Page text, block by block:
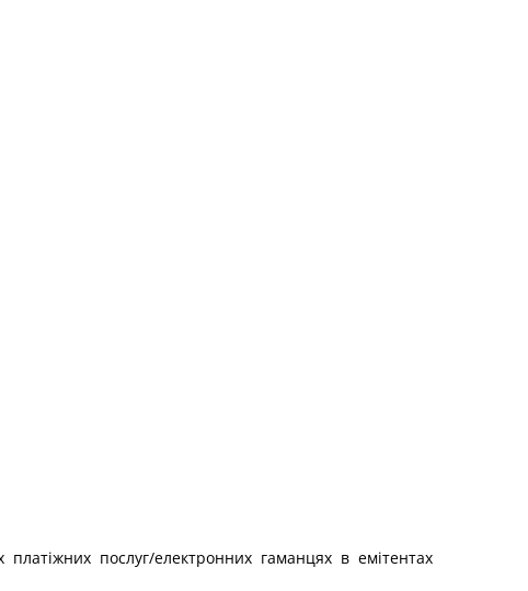
послуг/електронних гаманцях в емітентах